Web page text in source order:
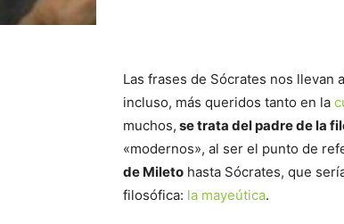
Las frases de Sócrates nos llevan
incluso, más queridos tanto en la
muchos, se trata del padre de la
«modernos», al ser el punto de
de Mileto hasta Sócrates, que
filosófica: la mayeútica.